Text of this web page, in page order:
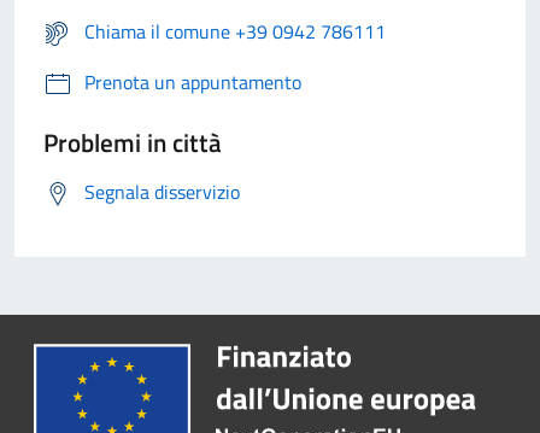
Chiama il comune +39 0942 786111
Prenota un appuntamento
Problemi in città
Segnala disservizio